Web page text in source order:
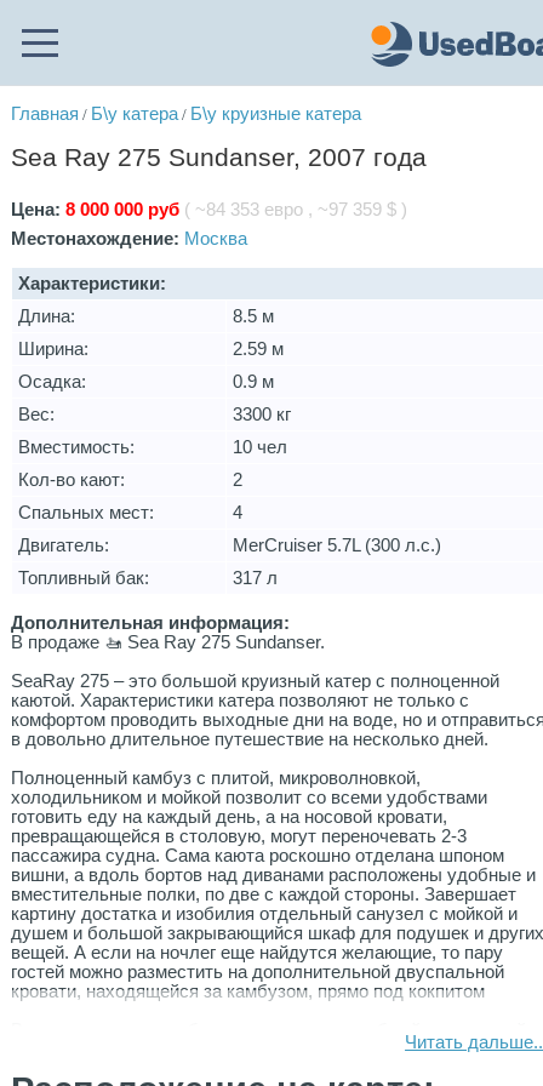
Главная / Б\у катера/ Б\у круизные катера
Sea Ray 275 Sundanser, 2007 года
Цена:8 000 000 руб ( ~84 353 евро , ~97 359 $ )
Местонахождение: Москва
Характеристики:
Длина:
8.5 м
Ширина:
2.59 м
Осадка:
0.9 м
Вес:
3300 кг
Вместимость:
10 чел
Кол-во кают:
2
Спальных мест:
4
Двигатель:
MerCruiser 5.7L (300 л.с.)
Топливный бак:
317 л
Дополнительная информация:
В продаже 🚤 Sea Ray 275 Sundanser.
SeaRay 275 – это большой круизный катер с полноценной
каютой. Характеристики катера позволяют не только с
комфортом проводить выходные дни на воде, но и
в довольно длительное путешествие на несколько дней.
Полноценный камбуз с плитой, микроволновкой,
холодильником и мойкой позволит со всеми удобствами
готовить еду на каждый день, а на носовой кровати,
превращающейся в столовую, могут переночевать 2-3
пассажира судна. Сама каюта роскошно отделана шпоном
вишни, а вдоль бортов над диванами расположены удобные и
вместительные полки, по две с каждой стороны. Завершает
картину достатка и изобилия отдельный санузел с мойкой и
душем и большой закрывающийся шкаф для подушек и
вещей. А если на ночлег еще найдутся желающие, то пару
гостей можно разместить на дополнительной двуспальной
кровати, находящейся за камбузом, прямо под кокпитом
со шкафчиком, а по правому - кресло капитана и большой Г-
Читать